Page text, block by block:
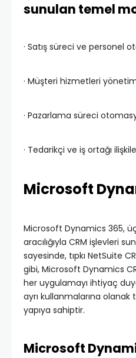
sunulan temel
· Satış süreci ve personel
· Müşteri hizmetleri
· Pazarlama süreci
· Tedarikçi ve iş ortağı
Microsoft
Microsoft Dynamics 365,
aracılığıyla CRM işlevleri
sayesinde, tıpkı NetSuite
gibi, Microsoft Dynamics
her uygulamayı ihtiyaç
ayrı kullanmalarına olanak
yapıya sahiptir.
Microsoft